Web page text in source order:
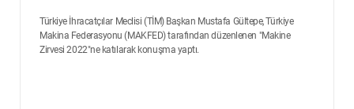
Türkiye İhracatçılar Meclisi (TİM) Başkan Mustafa Gültepe, Türkiye
Makina Federasyonu (MAKFED) tarafından düzenlenen "Makine
Zirvesi 2022"ne katılarak konuşma yaptı.